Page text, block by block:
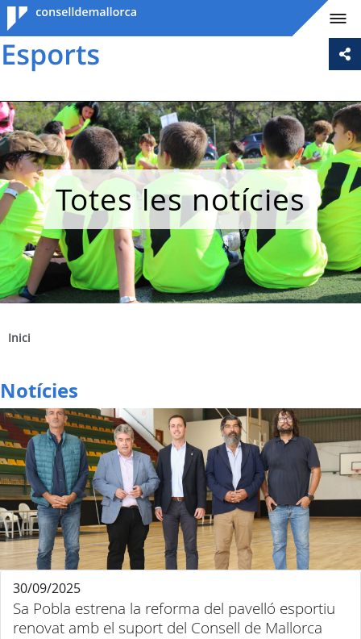
Consell de
Mallorca
Totes les notícies
Inici
Notícies
Sa Pobla estrena la reforma del pavelló esportiu
renovat amb el suport del Consell de Mallorca
30/09/2025